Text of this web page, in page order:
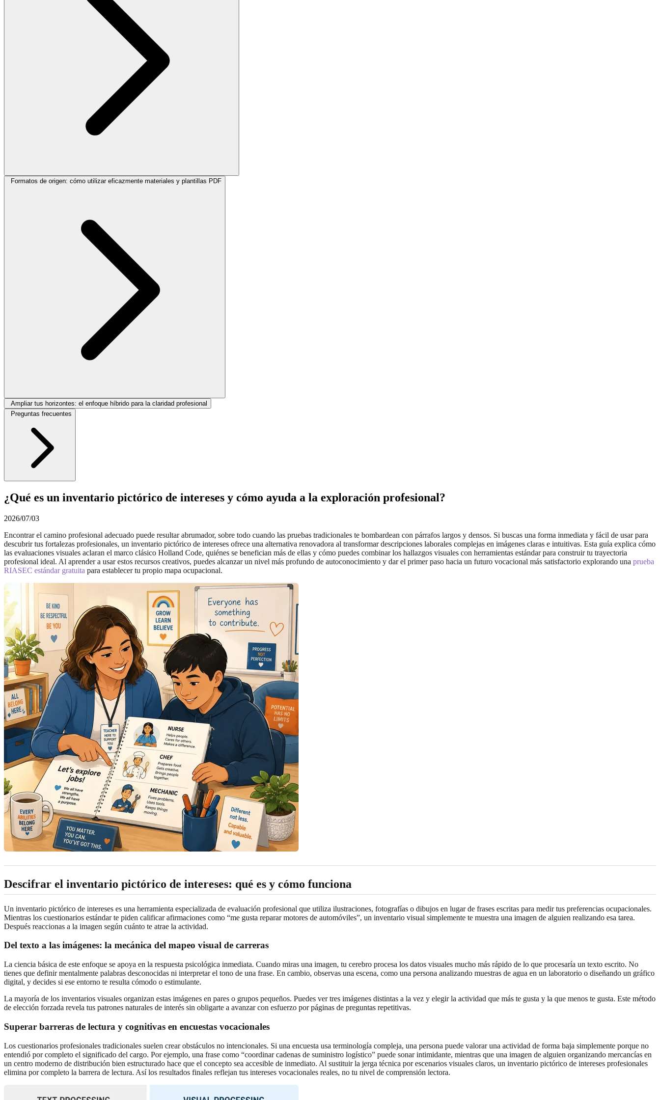
Formatos de origen: cómo utilizar eficazmente materiales y plantillas PDF
Ampliar tus horizontes: el enfoque híbrido para la claridad profesional
Preguntas frecuentes
¿Qué es un inventario pictórico de intereses y cómo ayuda a la exploración profesional?
2026/07/03
Encontrar el camino profesional adecuado puede resultar abrumador, sobre todo cuando las pruebas tradicionales te bombardean con párrafos largos y densos. Si buscas una forma inmediata y fácil de usar para
descubrir tus fortalezas profesionales, un inventario pictórico de intereses ofrece una alternativa renovadora al transformar descripciones laborales complejas en imágenes claras e intuitivas. Esta guía explica cómo
las evaluaciones visuales aclaran el marco clásico Holland Code, quiénes se benefician más de ellas y cómo puedes combinar los hallazgos visuales con herramientas estándar para construir tu trayectoria
profesional ideal. Al aprender a usar estos recursos creativos, puedes alcanzar un nivel más profundo de autoconocimiento y dar el primer paso hacia un futuro vocacional más satisfactorio explorando una prueba
RIASEC estándar gratuita para establecer tu propio mapa ocupacional.
Descifrar el inventario pictórico de intereses: qué es y cómo funciona
Un inventario pictórico de intereses es una herramienta especializada de evaluación profesional que utiliza ilustraciones, fotografías o dibujos en lugar de frases escritas para medir tus preferencias ocupacionales.
Mientras los cuestionarios estándar te piden calificar afirmaciones como “me gusta reparar motores de automóviles”, un inventario visual simplemente te muestra una imagen de alguien realizando esa tarea.
Después reaccionas a la imagen según cuánto te atrae la actividad.
Del texto a las imágenes: la mecánica del mapeo visual de carreras
La ciencia básica de este enfoque se apoya en la respuesta psicológica inmediata. Cuando miras una imagen, tu cerebro procesa los datos visuales mucho más rápido de lo que procesaría un texto escrito. No
tienes que definir mentalmente palabras desconocidas ni interpretar el tono de una frase. En cambio, observas una escena, como una persona analizando muestras de agua en un laboratorio o diseñando un gráfico
digital, y decides si ese entorno te resulta cómodo o estimulante.
La mayoría de los inventarios visuales organizan estas imágenes en pares o grupos pequeños. Puedes ver tres imágenes distintas a la vez y elegir la actividad que más te gusta y la que menos te gusta. Este método
de elección forzada revela tus patrones naturales de interés sin obligarte a avanzar con esfuerzo por páginas de preguntas repetitivas.
Superar barreras de lectura y cognitivas en encuestas vocacionales
Los cuestionarios profesionales tradicionales suelen crear obstáculos no intencionales. Si una encuesta usa terminología compleja, una persona puede valorar una actividad de forma baja simplemente porque no
entendió por completo el significado del cargo. Por ejemplo, una frase como “coordinar cadenas de suministro logístico” puede sonar intimidante, mientras que una imagen de alguien organizando mercancías en
un centro moderno de distribución bien estructurado hace que el concepto sea accesible de inmediato. Al sustituir la jerga técnica por escenarios visuales claros, un inventario pictórico de intereses profesionales
elimina por completo la barrera de lectura. Así los resultados finales reflejan tus intereses vocacionales reales, no tu nivel de comprensión lectora.